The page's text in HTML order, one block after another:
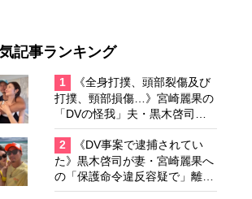
記事ランキング
1
《全身打撲、頭部裂傷及び
打撲、頸部損傷…》宮崎麗果の
「DVの怪我」夫・黒木啓司の
逮捕で始まる「夫婦の闘争」
2
《DV事案で逮捕されてい
た》黒木啓司が妻・宮崎麗果へ
の「保護命令違反容疑で」離婚
協議は「第二ステージ」へ